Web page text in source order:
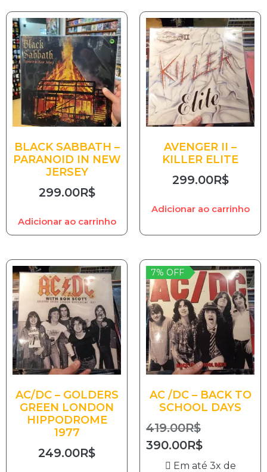
BLACK SABBATH –
PARANOID IN NEW
JERSEY
299.00R$
Adicionar ao carrinho
AVENGER II –
KILLER ELITE
299.00R$
Adicionar ao carrinho
AC/DC – GOLDERS
GREEN LONDON
HIPPODROME
1977
249.00R$
7% OFF
AC /DC – BACK TO
SCHOOL DAYS
419.00R$
390.00R$
Em até 3x de